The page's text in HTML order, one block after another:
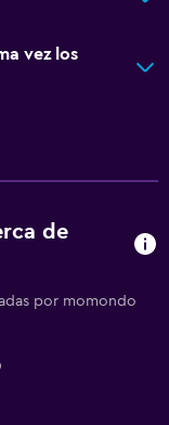
vez los
de
por momondo